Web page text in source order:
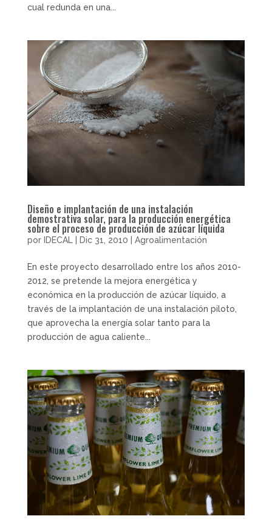
cual redunda en una...
Diseño e implantación de una instalación
demostrativa solar, para la producción energética
sobre el proceso de producción de azúcar líquida
por IDECAL Dic 31, 2010 Agroalimentación
En este proyecto desarrollado entre los años 2010-
2012, se pretende la mejora energética y
económica en la producción de azúcar líquido, a
través de la implantación de una instalación piloto,
que aprovecha la energía solar tanto para la
producción de agua caliente...